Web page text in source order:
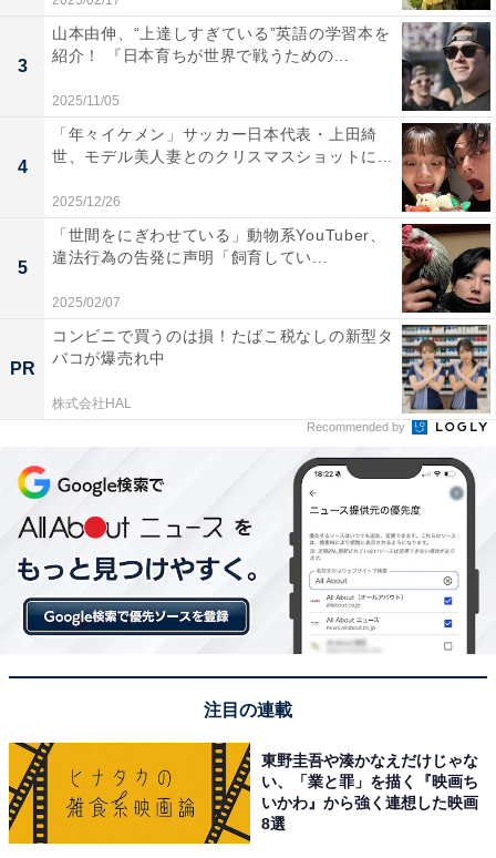
3
山本由伸、“上達しすぎている”英語の学習本を
紹介！ 『日本育ちが世界で戦うための...
2025/11/05
4
「年々イケメン」サッカー日本代表・上田綺
世、モデル美人妻とのクリスマスショットに...
2025/12/26
5
「世間をにぎわせている」動物系YouTuber、
違法行為の告発に声明「飼育してい...
2025/02/07
PR
コンビニで買うのは損！たばこ税なしの新型タ
バコが爆売れ中
株式会社HAL
Recommended by
注目の連載
東野圭吾や湊かなえだけじゃな
い、「業と罪」を描く『映画ち
いかわ』から強く連想した映画
8選